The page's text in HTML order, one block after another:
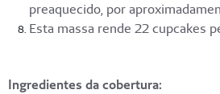
preaquecido, por
Esta massa rende 22 cupcakes
Ingredientes da cobertura: